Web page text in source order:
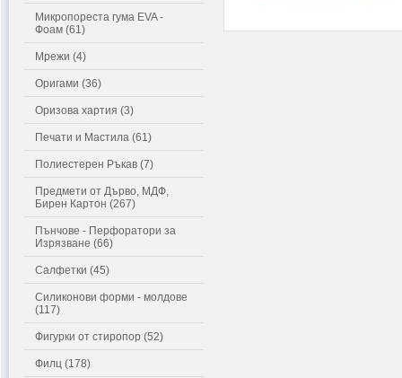
Микропореста гума EVA -
Фоам (61)
Мрежи (4)
Оригами (36)
Оризова хартия (3)
Печати и Мастила (61)
Полиестерен Ръкав (7)
Предмети от Дърво, МДФ,
Бирен Картон (267)
Пънчове - Перфоратори за
Изрязване (66)
Салфетки (45)
Силиконови форми - молдове
(117)
Фигурки от стиропор (52)
Филц (178)